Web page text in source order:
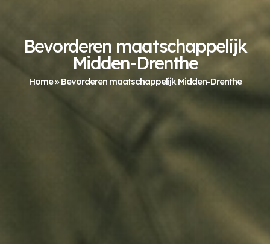
Bevorderen maatschappelijk
Midden-Drenthe
Home»Bevorderen maatschappelijk Midden-Drenthe